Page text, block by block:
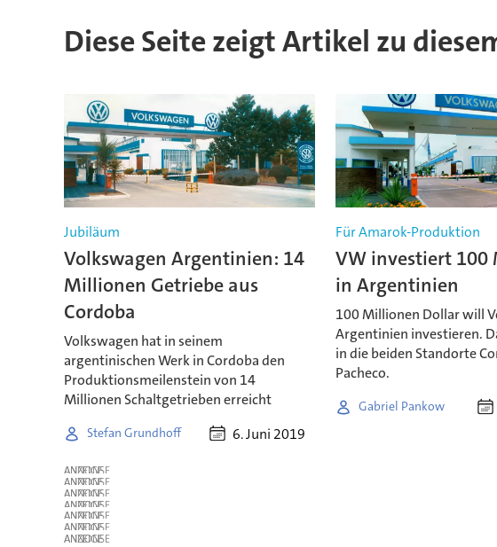
Diese Seite zeigt Artikel zu
Jubiläum
Volkswagen Argentinien: 14
Millionen Getriebe aus
Cordoba
Volkswagen hat in seinem
argentinischen Werk in Cordoba den
Produktionsmeilenstein von 14
Millionen Schaltgetrieben erreicht
Stefan Grundhoff 6. Juni 2019
Für Amarok-Produktion
VW investiert 100
in Argentinien
100 Millionen Dollar will
Argentinien investieren.
in die beiden Standorte
Pacheco.
Gabriel Pankow
ANZEIGE
ANZEIGE
ANZEIGE
ANZEIGE
ANZEIGE
ANZEIGE
ANZEIGE